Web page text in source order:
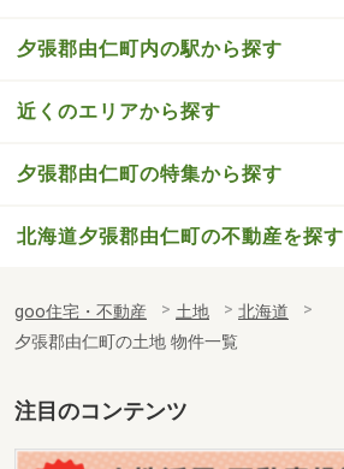
夕張郡由仁町内の駅から探す
近くのエリアから探す
夕張郡由仁町の特集から探す
北海道夕張郡由仁町の不動産を探す
goo住宅・不動産 土地
北海道
夕張郡由仁町の土地 物件一覧
注目のコンテンツ